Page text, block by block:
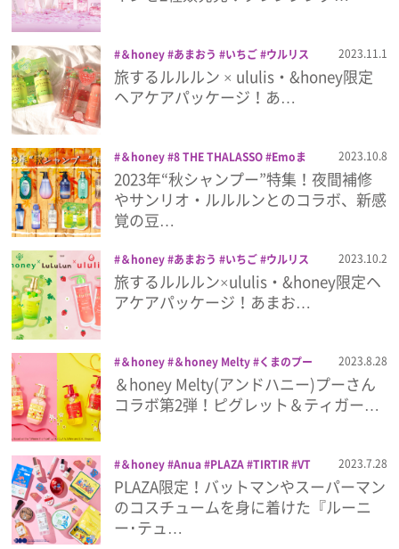
Emoメン
ランキング
Emo!miuとは？
免責事項
プライバシーポリシー
利用規約
お問い合わせ
＆honey あまおう いちご
ウルリス
シャインマスカット シャンプー
トリ
ートメント
フェイスパック
プレゼント
ヘアオイル
ルルルン
2023.11.1
旅するルルルン × ululis・&honey限定
ヘアケアパッケージ！あ…
＆honey 8 THE THALASSO
Emoま
とめ hiritu LUSH THERATIS YOLU
ウルリス
サンリオ シャンプー ダイ
アン パーフェクトビューティー
トリー
トメント ナンバーエス
ルルン
2023.10.8
2023年“秋シャンプー”特集！夜間補修
やサンリオ・ルルルンとのコラボ、新感
覚の豆…
＆honey あまおう いちご
ウルリス
シャインマスカット シャンプー
トリ
ートメント
フェイスパック
ヘアオイル
ルルルン
2023.10.2
旅するルルルン×ululis・&honey限定ヘ
アケアパッケージ！あまお…
＆honey ＆honey Melty
くまのプー
さん
2023.8.28
＆honey Melty(アンドハニー)プーさん
コラボ第2弾！ピグレット＆ティガー…
＆honey Anua PLAZA TIRTIR VT
コスメ スーパーマン
トムとジェリー
バットマン
メイク
ルーニー・テュー
ンズ
2023.7.28
PLAZA限定！バットマンやスーパーマン
のコスチュームを身に着けた『ルーニ
ー･テュ…